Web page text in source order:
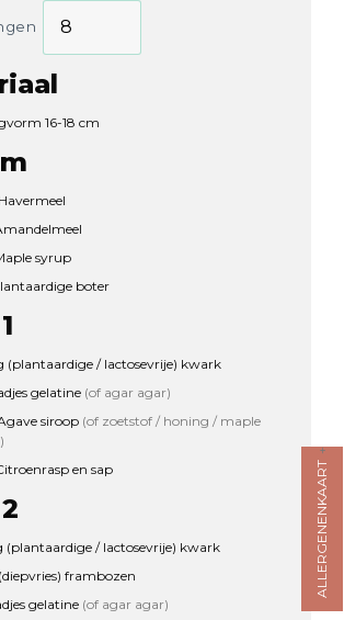
ALLERGENENKAART
16-18 cm
Havermeel
syrup
boter
(plantaardige / lactosevrije) kwark
gelatine (of agar agar)
siroop (of zoetstof / honing / maple
en sap
(plantaardige / lactosevrije) kwark
(diepvries) frambozen
gelatine (of agar agar)